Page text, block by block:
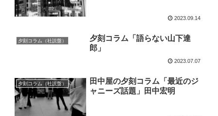
2023.09.14
夕刻コラム（社説盤）
夕刻コラム「語らない山下達
郎」
2023.07.07
夕刻コラム（社説盤）
田中屋の夕刻コラム「最近のジ
ャニーズ話題」田中宏明